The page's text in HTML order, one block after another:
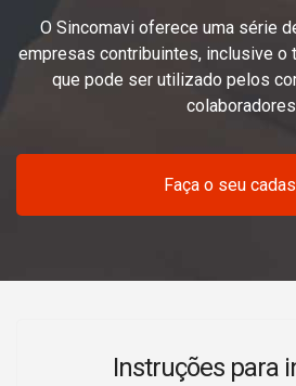
O Sincomavi oferece uma série
empresas contribuintes, inclusive o
que pode ser utilizado pelos
Faça o seu
Instruções para